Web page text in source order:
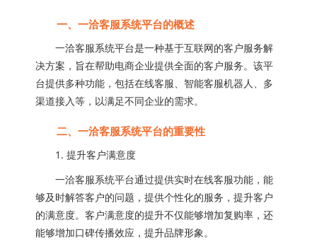
一、一洽客服系统平台的概述
一洽客服系统平台是一种基于互联网的客户服务解
决方案，旨在帮助电商企业提供全面的客户服务。该平
台提供多种功能，包括在线客服、智能客服机器人、多
渠道接入等，以满足不同企业的需求。
二、一洽客服系统平台的重要性
1. 提升客户满意度
一洽客服系统平台通过提供实时在线客服功能，能
够及时解答客户的问题，提供个性化的服务，提升客户
的满意度。客户满意度的提升不仅能够增加复购率，还
能够增加口碑传播效应，提升品牌形象。